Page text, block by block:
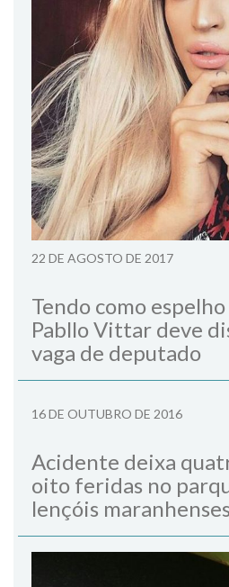
22 DE AGOSTO DE 2017
Tendo como
Pabllo Vittar deve
vaga de deputado
16 DE OUTUBRO DE 2016
Acidente deixa
oito feridas no
lençóis maranhenses